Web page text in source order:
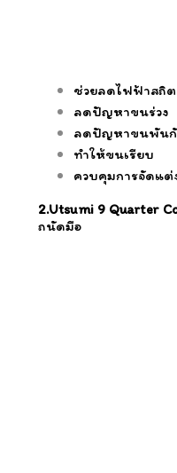
ช่วยลดไฟฟ้าสถิต
ลดปัญหาขนร่วง
ลดปัญหาขนพัน
ทำให้ขนเรียบ
ควบคุมการจัดแต่
2.Utsumi 9 Quarter
ถนัดมือ